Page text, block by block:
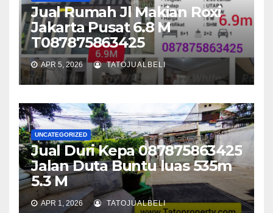
Jual Rumah Jl Makian Roxi
Jakarta Pusat 6.8 M
T087875863425
APR 5, 2026 TATOJUALBELI
UNCATEGORIZED
Jual Duri Kepa 087875863425
Jalan Duta Buntu luas 535m
5.3 M
APR 1, 2026 TATOJUALBELI